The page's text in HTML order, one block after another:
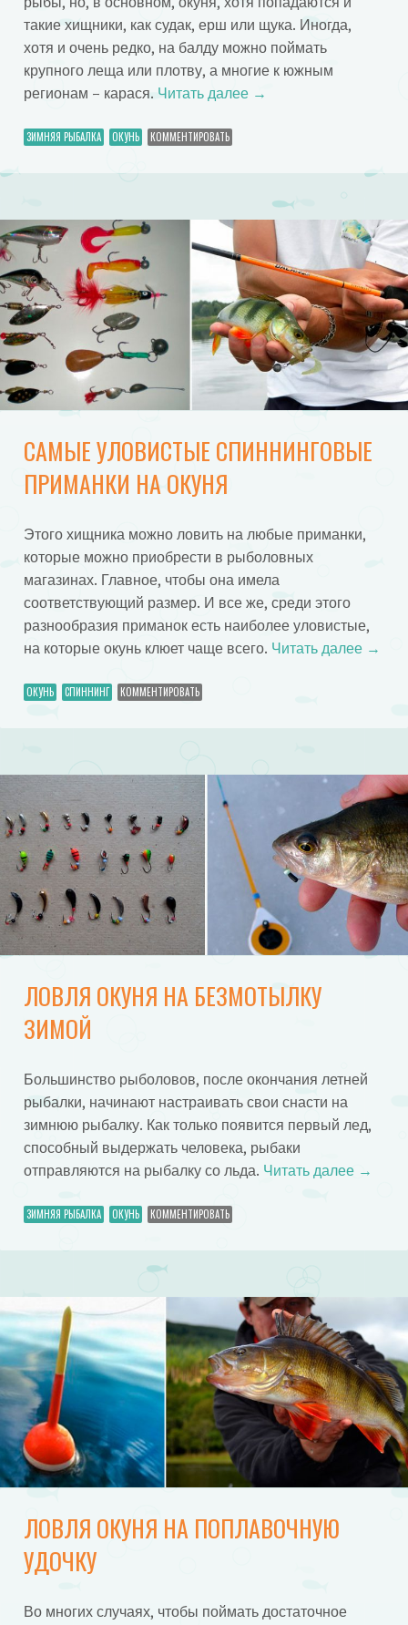
такие хищники, как судак, ерш или щука. Иногда,
хотя и очень редко, на балду можно поймать
крупного леща или плотву, а многие к южным
регионам – карася. Читать далее →
ЗИМНЯЯ РЫБАЛКА ОКУНЬ КОММЕНТИРОВАТЬ
САМЫЕ УЛОВИСТЫЕ СПИННИНГОВЫЕ
ПРИМАНКИ НА ОКУНЯ
Этого хищника можно ловить на любые приманки,
которые можно приобрести в рыболовных
магазинах. Главное, чтобы она имела
соответствующий размер. И все же, среди этого
разнообразия приманок есть наиболее уловистые,
на которые окунь клюет чаще всего. Читать далее →
ОКУНЬ СПИННИНГ КОММЕНТИРОВАТЬ
ЛОВЛЯ ОКУНЯ НА БЕЗМОТЫЛКУ
ЗИМОЙ
Большинство рыболовов, после окончания летней
рыбалки, начинают настраивать свои снасти на
зимнюю рыбалку. Как только появится первый лед,
способный выдержать человека, рыбаки
отправляются на рыбалку со льда. Читать далее →
ЗИМНЯЯ РЫБАЛКА ОКУНЬ КОММЕНТИРОВАТЬ
ЛОВЛЯ ОКУНЯ НА ПОПЛАВОЧНУЮ
УДОЧКУ
Во многих случаях, чтобы поймать достаточное